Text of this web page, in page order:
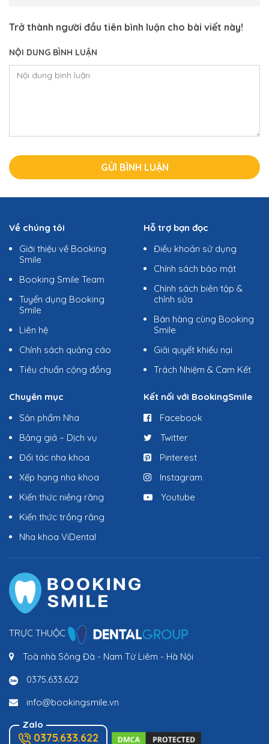
Trở thành người đầu tiên bình luận cho bài viết này!
NỘI DUNG BÌNH LUẬN
Về chúng tôi
Giới thiệu về Booking
Smile
Booking Smile Team
Tuyển dụng Booking
Smile
Liên hệ
Chính sách quảng cáo
Tiêu chuẩn cộng đồng
Hỗ trợ bạn đọc
Điều khoản sử dụng
Chính sách bảo mật
Chính sách biên tập &
chỉnh sửa
Bán hàng cùng Booking
Smile
Giải quyết khiếu nại
Trách Nhiệm & Cam Kết
Chuyên mục
Sản phẩm Nha
Bảng giá – Dịch vụ
Đối tác nha khoa
Xếp hạng nha khoa
Kiến thức niềng răng
Kiến thức trồng răng
Nha khoa ViDental
Kết nối với BookingSmile
Facebook
Twitter
Pinterest
Instagram
Youtube
TRỰC THUỘC
Toà nhà Sông Đà - Nam Từ Liêm - Hà Nội
0375.633.622
info@bookingsmile.vn
Zalo
0375.633.622